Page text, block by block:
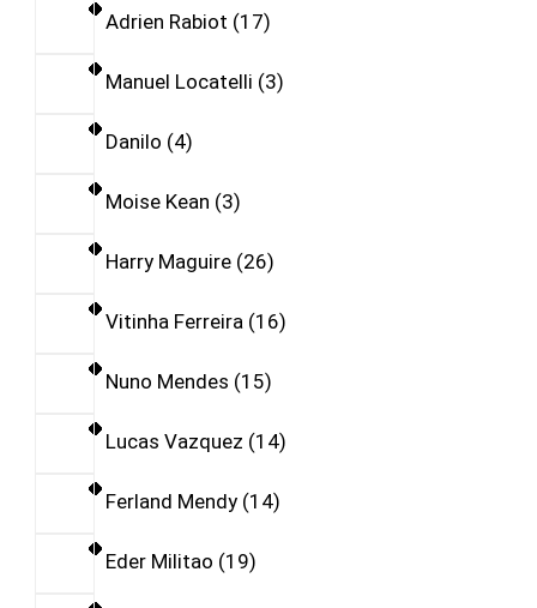
Adrien Rabiot 17
Manuel Locatelli 3
Danilo 4
Moise Kean 3
Harry Maguire 26
Vitinha Ferreira 16
Nuno Mendes 15
Lucas Vazquez 14
Ferland Mendy 14
Eder Militao 19